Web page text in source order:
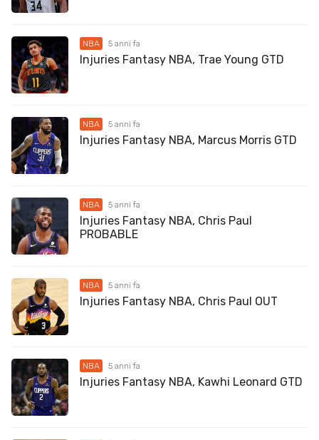
NBA 5 anni fa
Injuries Fantasy NBA, Trae Young GTD
NBA 5 anni fa
Injuries Fantasy NBA, Marcus Morris GTD
NBA 5 anni fa
Injuries Fantasy NBA, Chris Paul
PROBABLE
NBA 5 anni fa
Injuries Fantasy NBA, Chris Paul OUT
NBA 5 anni fa
Injuries Fantasy NBA, Kawhi Leonard GTD